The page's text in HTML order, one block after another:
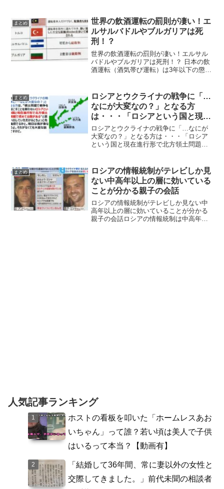
ら…— ゑびっぷ@Vtuberイラスト
(@wev...
まとめ
世界の飲酒運転の罰則が凄い！エ
ルサルバドルやブルガリアは死
刑！？
世界の飲酒運転の罰則が凄い！エルサル
バドルやブルガリアは死刑！？ 日本の飲
酒運転（酒気帯び運転）は3年以下の懲役
酒運転の罰則が想像の斜め上をいってい
ると話題になってい...
まとめ
ロシアとウクライナの戦争に「…
なにが大変なの？」となる方
は・・・「ロシアという国と現在
進行形で北方領土問題で揉めてる
国がある」と考えると危機感出る
ロシアとウクライナの戦争に「…なにが
大変なの？」となる方は・・・「ロシア
という国と現在進行形で北方領土問題で
題化が分からない人は、ロシアと現在進
行形で北方領土問題で揉め...
まとめ
ロシアの情報統制がテレビしか見
ない中高年以上の層に効いている
ことが分かる親子の会話
ロシアの情報統制がテレビしか見ない中
高年以上の層に効いていることが分かる
親子の会話ロシアの情報統制は中高年以
人気記事ランキング
ホストの看板を叩いた「ホームレスあお
いちゃん」って誰？若い頃は美人で子供
はいるって本当？【動画有】
「結婚して36年間、常に妻以外の女性と
交際してきました。」前代未聞の相談者